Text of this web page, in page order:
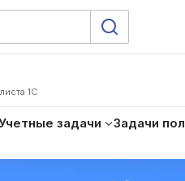
1С
задачи Задачи